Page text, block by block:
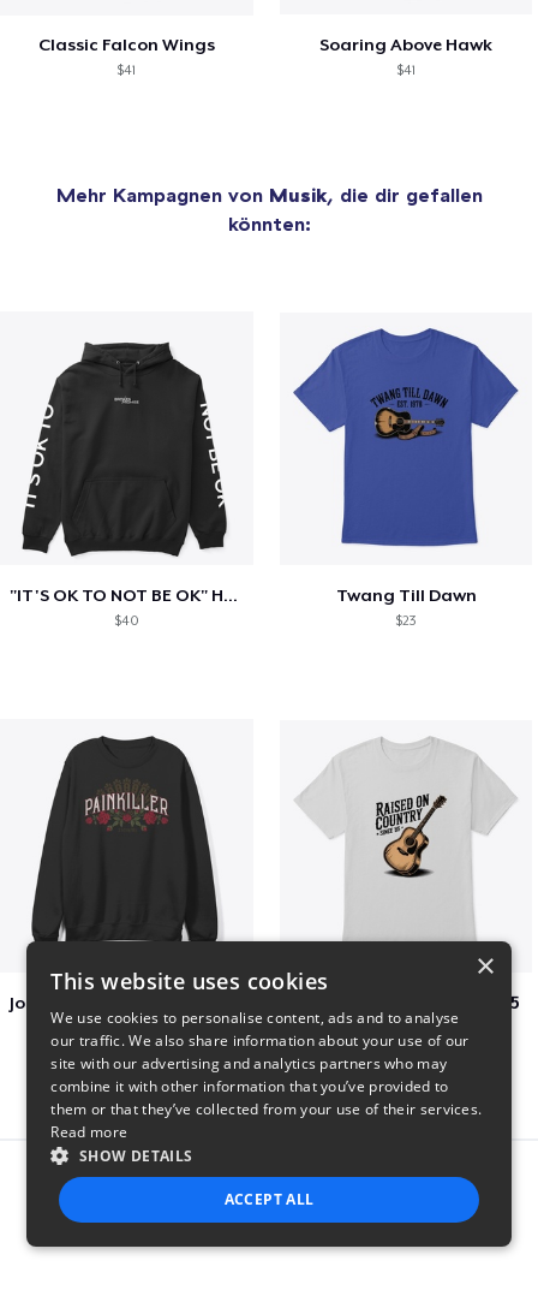
Classic Falcon Wings
$41
Soaring Above Hawk
$41
Mehr Kampagnen von Musik, die dir gefallen
könnten:
"IT'S OK TO NOT BE OK" Hoodie (BP LOGO)
$40
Twang Till Dawn
$23
Raised on Country Since 85
Report this product
×
This website uses cookies
We use cookies to personalise content, ads and to analyse
our traffic. We also share information about your use of our
site with our advertising and analytics partners who may
combine it with other information that you’ve provided to
them or that they’ve collected from your use of their services.
Read more
SHOW DETAILS
ACCEPT ALL
STRICTLY NECESSARY PERFORMANCE